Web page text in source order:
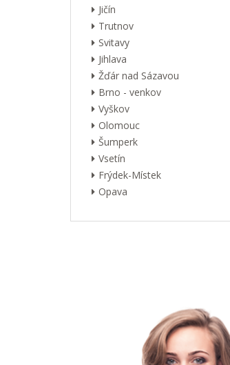
Jičín
Trutnov
Svitavy
Jihlava
Žďár nad Sázavou
Brno - venkov
Vyškov
Olomouc
Šumperk
Vsetín
Frýdek-Místek
Opava